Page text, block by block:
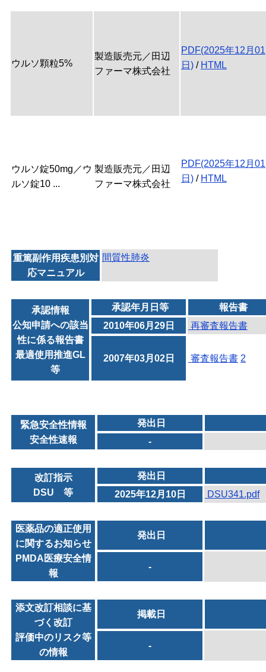
ウルソ顆粒5%
製造販売元／田辺
ファーマ株式会社
PDF(2025年12月01
日) / HTML
ウルソ錠50mg／ウ
ルソ錠10 ...
製造販売元／田辺
ファーマ株式会社
PDF(2025年12月01
日) / HTML
重篤副作用疾患別対
応マニュアル
間質性肺炎
承認情報
公知申請への該当
性に係る報告書
最適使用推進GL
等
承認年月日等
報告書
2010年06月29日
再審査報告書
2007年03月02日 審査報告書 2
緊急安全性情報
安全性速報
発出日
-
改訂指示
DSU 等
発出日
2025年12月10日
DSU341.pdf
医薬品の適正使用
に関するお知らせ
PMDA医療安全情
報
発出日
-
添文改訂相談に基
づく改訂
評価中のリスク等
の情報
掲載日
-